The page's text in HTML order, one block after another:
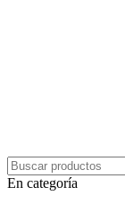
En categoría